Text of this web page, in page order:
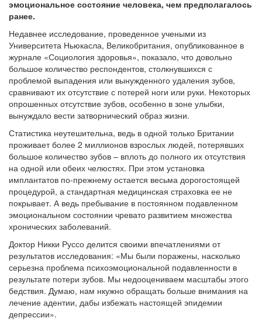
эмоциональное состояние человека, чем предполагалось
ранее.
Недавнее исследование, проведенное учеными из
Университета Ньюкасла, Великобритания, опубликованное в
журнале «Социология здоровья», показало, что довольно
большое количество респондентов, столкнувшихся с
проблемой выпадения или вынужденного удаления зубов,
сравнивают их отсутствие с потерей ноги или руки. Некоторых
опрошенных отсутствие зубов, особенно в зоне улыбки,
вынуждало вести затворнический образ жизни.
Статистика неутешительна, ведь в одной только Британии
проживает более 2 миллионов взрослых людей, потерявших
большое количество зубов – вплоть до полного их отсутствия
на одной или обеих челюстях. При этом установка
имплантатов по-прежнему остается весьма дорогостоящей
процедурой, а стандартная медицинская страховка ее не
покрывает. А ведь пребывание в постоянном подавленном
эмоциональном состоянии чревато развитием множества
хронических заболеваний.
Доктор Никки Руссо делится своими впечатлениями от
результатов исследования: «Мы были поражены, насколько
серьезна проблема психоэмоциональной подавленности в
результате потери зубов. Мы недооцениваем масштабы этого
бедствия. Думаю, нам нкужно обращать больше внимания на
лечение адентии, дабы избежать настоящей эпидемии
депрессии».